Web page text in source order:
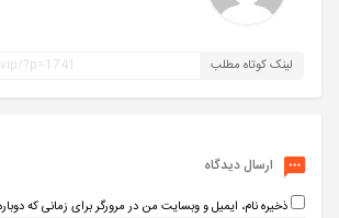
لینک کوتاه مطلب
ارسال دیدگاه
ذخیره نام، ایمیل و وبسایت من در مرورگر برای زمانی که